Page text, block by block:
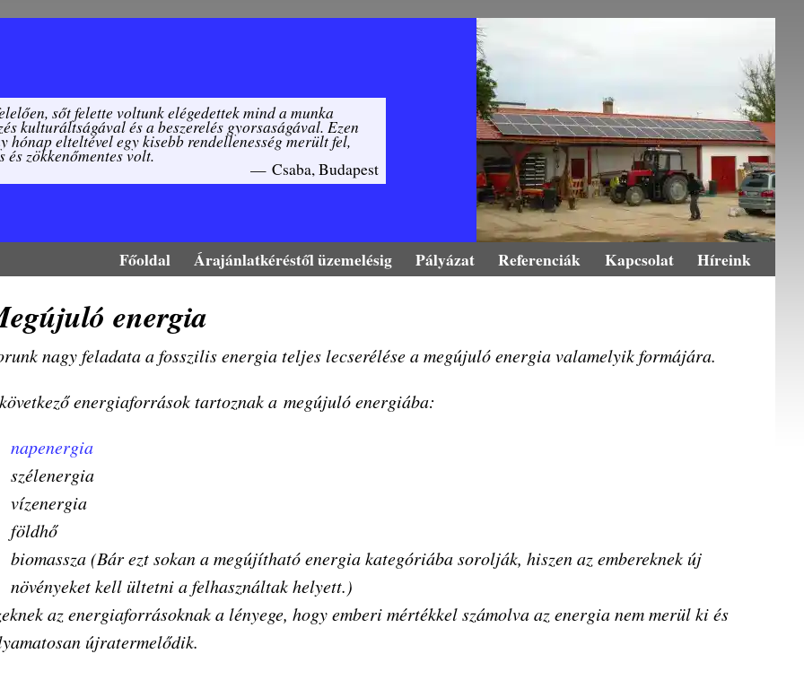
sőt felette voltunk elégedettek mind a munka
kulturáltságával és a beszerelés gyorsaságával. Ezen
hónap elteltével egy kisebb rendellenesség merült fel,
zökkenőmentes volt.
— Csaba, Budapest
Főoldal Árajánlatkéréstől üzemelésig Pályázat Referenciák Kapcsolat Híreink
energia
nagy feladata a fosszilis energia teljes lecserélése a megújuló energia valamelyik formájára.
energiaforrások tartoznak a megújuló energiába:
napenergia
szélenergia
vízenergia
földhő
biomassza (Bár ezt sokan a megújítható energia kategóriába sorolják, hiszen az embereknek új
növényeket kell ültetni a felhasználtak helyett.)
az energiaforrásoknak a lényege, hogy emberi mértékkel számolva az energia nem merül ki és
újratermelődik.